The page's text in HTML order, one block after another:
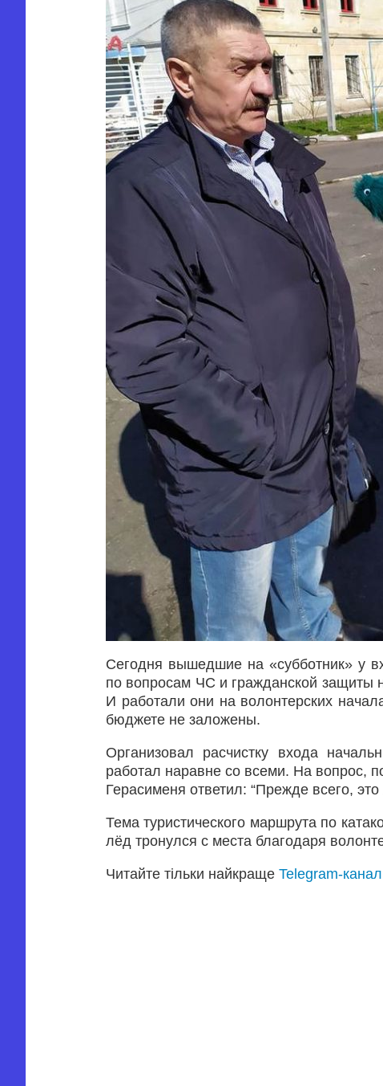
Сегодня вышедшие на «субботник» у
по вопросам ЧС и гражданской защиты
И работали они на волонтерских
бюджете не заложены.
Организовал расчистку входа
работал наравне со всеми. На вопрос,
Герасименя ответил: “Прежде всего,
Тема туристического маршрута по
лёд тронулся с места благодаря
Читайте тільки найкраще Telegram-канал